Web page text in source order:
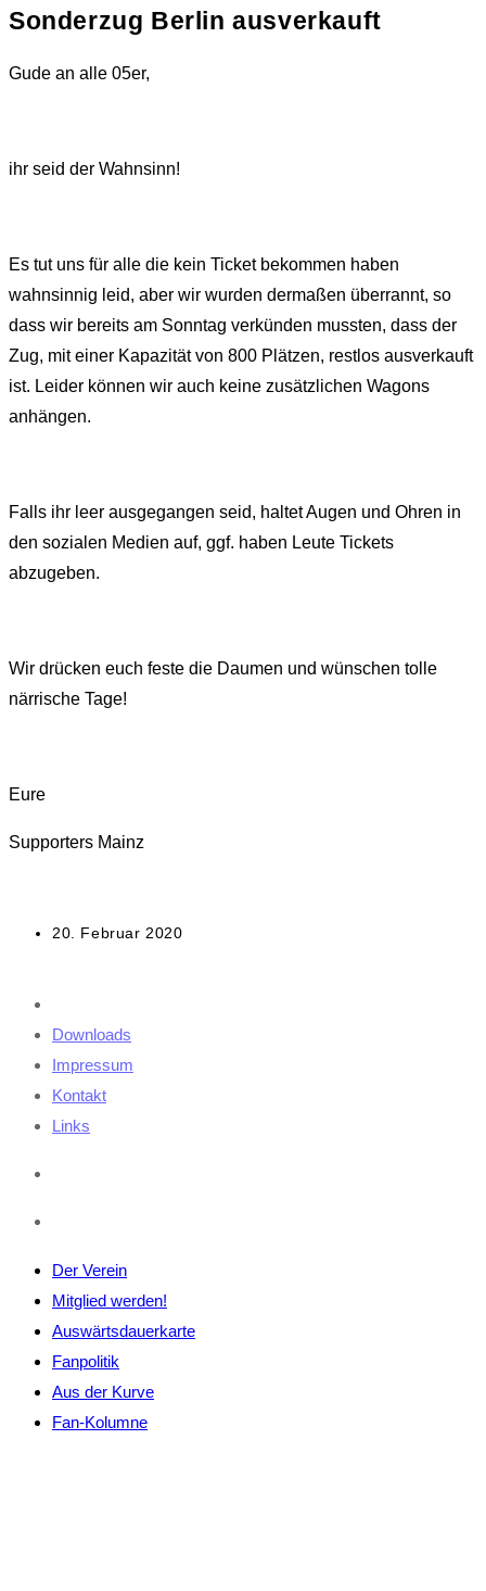
Sonderzug Berlin ausverkauft
Gude an alle 05er,
ihr seid der Wahnsinn!
Es tut uns für alle die kein Ticket bekommen haben
wahnsinnig leid, aber wir wurden dermaßen überrannt, so
dass wir bereits am Sonntag verkünden mussten, dass der
Zug, mit einer Kapazität von 800 Plätzen, restlos ausverkauft
ist. Leider können wir auch keine zusätzlichen Wagons
anhängen.
Falls ihr leer ausgegangen seid, haltet Augen und Ohren in
den sozialen Medien auf, ggf. haben Leute Tickets
abzugeben.
Wir drücken euch feste die Daumen und wünschen tolle
närrische Tage!
Eure
Supporters Mainz
Beitrag
20. Februar 2020
Downloads
Impressum
Kontakt
Links
Der Verein
Mitglied werden!
Auswärtsdauerkarte
Fanpolitik
Aus der Kurve
Fan-Kolumne